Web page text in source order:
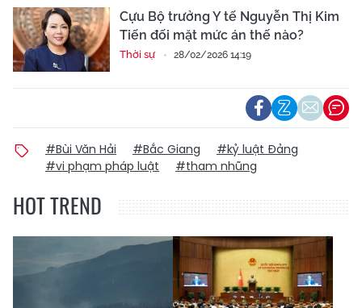
Cựu Bộ trưởng Y tế Nguyễn Thị Kim
Tiến đối mặt mức án thế nào?
Thời sự 28/02/2026 14:19
#Bùi Văn Hải #Bắc Giang
#kỷ luật Đảng
#vi phạm pháp luật
#tham nhũng
HOT TREND